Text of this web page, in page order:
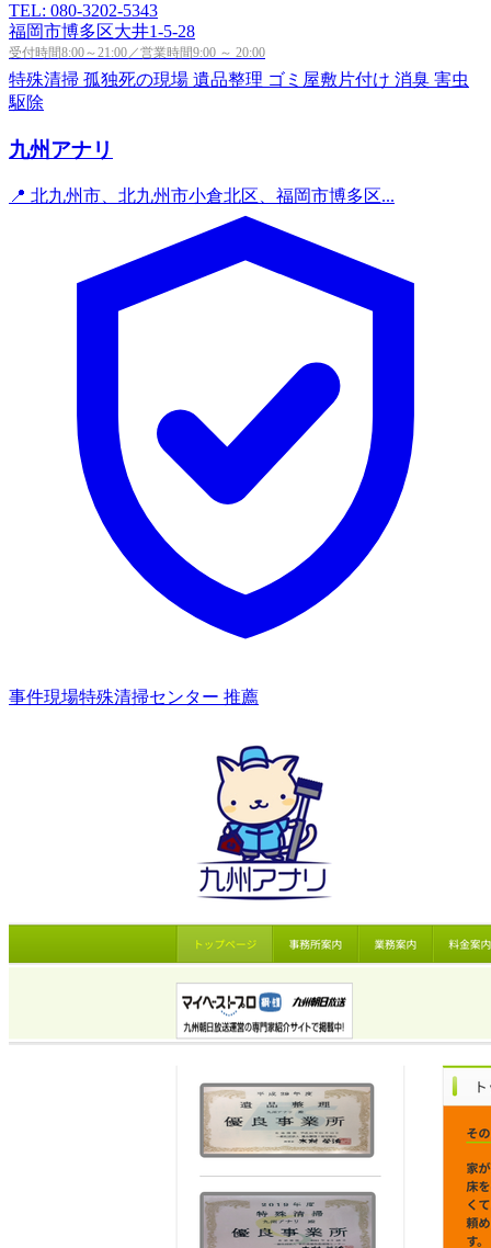
TEL: 080-3202-5343
福岡市博多区大井1-5-28
受付時間8:00～21:00／営業時間9:00 ～ 20:00
特殊清掃 孤独死の現場 遺品整理 ゴミ屋敷片付け 消臭 害虫
駆除
九州アナリ
📍 北九州市、北九州市小倉北区、福岡市博多区...
事件現場特殊清掃センター 推薦